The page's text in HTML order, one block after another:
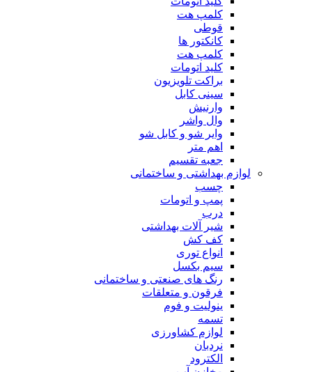
کلمپ هت
قوطی
کانکتور ها
کلمپ هت
کلید اتومات
براکت تلویزیون
سینی کابل
وارنیش
وال واشر
وایر شو و کابل شو
اهم متر
جعبه تقسیم
لوازم بهداشتی و ساختمانی
چسب
پمپ و اتومات
درب
شیر آلات بهداشتی
کف کش
انواع توری
سیم بکسل
رنگ های صنعتی و ساختمانی
فرقون و متعلقات
ینولیت و فوم
تسمه
لوازم کشاورزی
نردبان
الکترود